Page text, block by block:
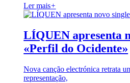
Ler mais+
LÍQUEN apresenta
«Perfil do Ocidente»
Nova canção electrónica retrata
representação,